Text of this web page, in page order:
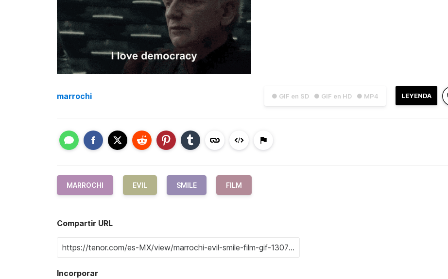
● GIF en SD ● GIF en HD ● MP4 LEYENDA
marrochi
MARROCHI EVIL SMILE FILM
Compartir URL
Incorporar